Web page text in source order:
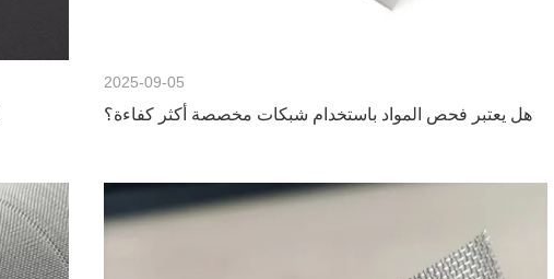
2025-09-05
هل يعتبر فحص المواد باستخدام شبكات مخصصة أكثر كفاءة؟